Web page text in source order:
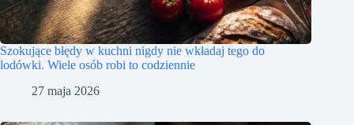
Szokujące błędy w kuchni nigdy nie wkładaj tego do
lodówki. Wiele osób robi to codziennie
27 maja 2026